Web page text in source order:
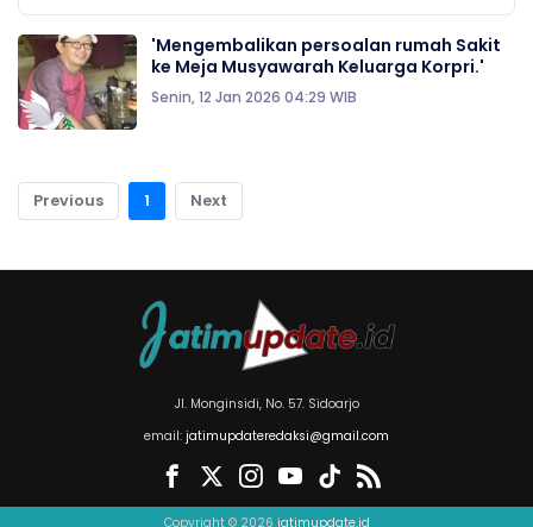
'Mengembalikan persoalan rumah Sakit
ke Meja Musyawarah Keluarga Korpri.'
Senin, 12 Jan 2026 04:29 WIB
Previous 1 Next
Jl. Monginsidi, No. 57. Sidoarjo
email: jatimupdateredaksi@gmail.com
Copyright © 2026 jatimupdate.id